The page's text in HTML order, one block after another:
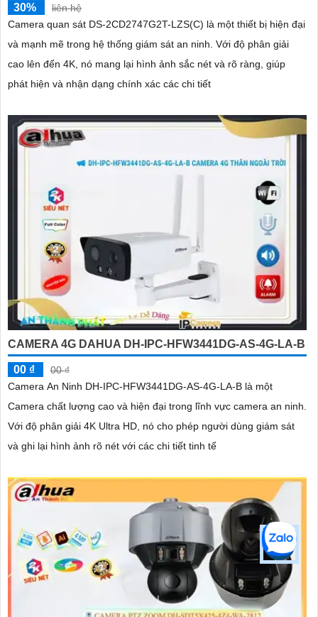
30%
liên hệ
Camera quan sát DS-2CD2747G2T-LZS(C) là một thiết bị hiện đại
và mạnh mẽ trong hệ thống giám sát an ninh. Với độ phân giải
cao lên đến 4K, nó mang lại hình ảnh sắc nét và rõ ràng, giúp
phát hiện và nhận dạng chính xác các chi tiết
CAMERA 4G DAHUA DH-IPC-HFW3441DG-AS-4G-LA-B
00 ₫
00 ₫
Camera An Ninh DH-IPC-HFW3441DG-AS-4G-LA-B là một
Camera chất lượng cao và hiện đại trong lĩnh vực camera an ninh.
Với độ phân giải 4K Ultra HD, nó cho phép người dùng giám sát
và ghi lại hình ảnh rõ nét với các chi tiết tinh tế